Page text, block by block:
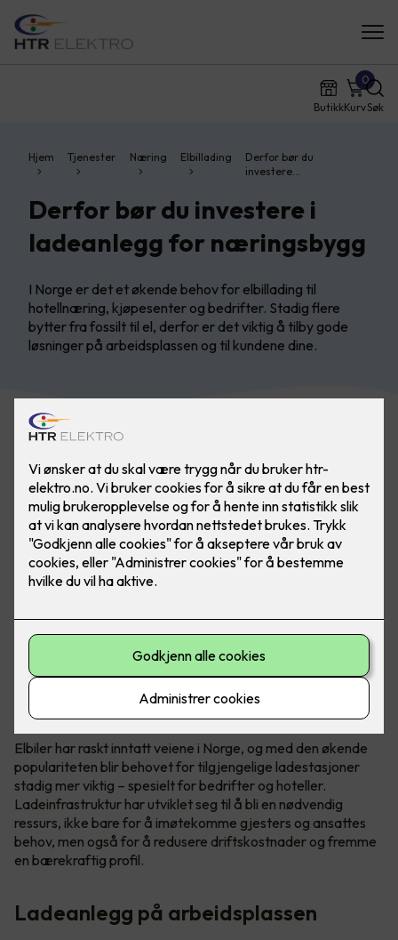
ButikkKurv
0
Søk
Hjem Tjenester Næring Elbillading
Derfor bør du
investere…
Derfor bør du investere i
ladeanlegg for næringsbygg
I Norge er det et økende behov for elbillading til
hotellnæring, kjøpesenter og bedrifter. Stadig flere
bytter fra fossilt til el, derfor er det viktig å tilby gode
løsninger på arbeidsplassen og til kundene dine.
enklere ved å installere ladeanlegg på arbeidsplassen.
Foto: Marthe Thu (Zaptec)
Utskifting til elbiler
Elbiler har raskt inntatt veiene i Norge, og med den økende
populariteten blir behovet for tilgjengelige ladestasjoner
stadig mer viktig – spesielt for bedrifter og hoteller.
Ladeinfrastruktur har utviklet seg til å bli en nødvendig
ressurs, ikke bare for å imøtekomme gjesters og ansattes
behov, men også for å redusere driftskostnader og fremme
en bærekraftig profil.
Ladeanlegg på arbeidsplassen